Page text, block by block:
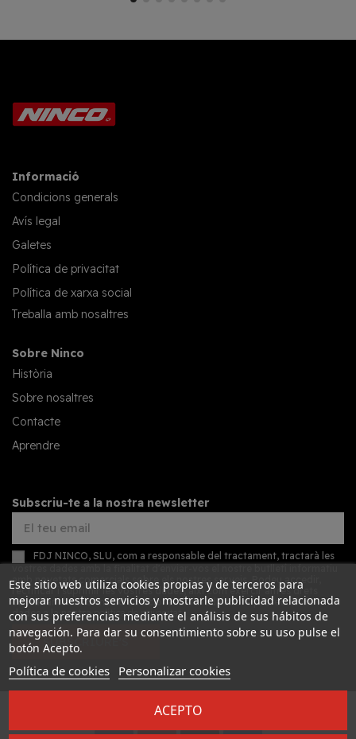
Informació
Condicions generals
Avís legal
Galetes
Política de privacitat
Política de xarxa social
Treballa amb nosaltres
Sobre Ninco
Història
Sobre nosaltres
Contacte
Aprendre
Subscriu-te a la nostra newsletter
FDJ NINCO, SLU, com a responsable del tractament, tractarà les
amb novetats comercials sobre els nostres serveis. Podeu accedir,
rectificar i suprimir les vostres dades, així com exercir altres drets
consultant la informació addicional detallada sobre protecció de
dades a la nostrapolítica de privacitat
SUBSCRIURE'S
Desarrollado por
Este sitio web utiliza cookies propias y de terceros para
mejorar nuestros servicios y mostrarle publicidad relacionada
con sus preferencias mediante el análisis de sus hábitos de
navegación. Para dar su consentimiento sobre su uso pulse el
botón Acepto.
Política de cookies Personalizar cookies
ACEPTO